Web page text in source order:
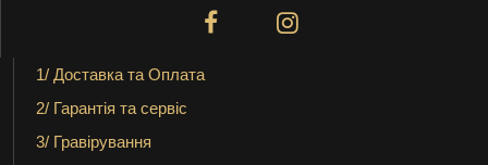
1/ Доставка та Оплата
2/ Гарантія та сервіс
3/ Гравірування